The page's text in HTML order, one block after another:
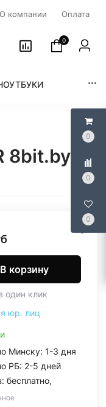
0
0
0
О компании Оплата
0
8bit.by
В корзину
один клик
юр. лиц
Минску: 1-3 дня
РБ: 2-5 дней
бесплатно,